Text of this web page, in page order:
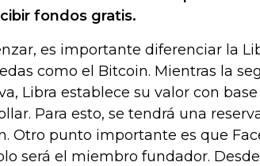
fondos gratis.
es importante diferenciar la
como el Bitcoin. Mientras la
Libra establece su valor con
Para esto, se tendrá una
Otro punto importante es que
será el miembro fundador.